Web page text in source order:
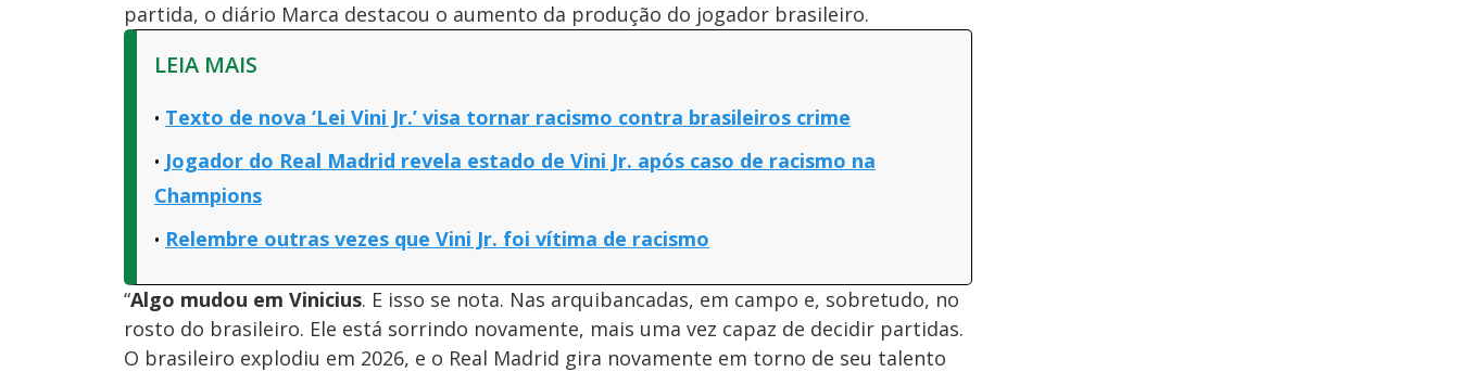
partida, o diário Marca destacou o aumento da produção do jogador brasileiro.
LEIA MAIS
Texto de nova ‘Lei Vini Jr.’ visa tornar racismo contra brasileiros crime
Jogador do Real Madrid revela estado de Vini Jr. após caso de racismo na
Champions
Relembre outras vezes que Vini Jr. foi vítima de racismo
“Algo mudou em Vinicius. E isso se nota. Nas arquibancadas, em campo e, sobretudo, no
rosto do brasileiro. Ele está sorrindo novamente, mais uma vez capaz de decidir partidas.
O brasileiro explodiu em 2026, e o Real Madrid gira novamente em torno de seu talento